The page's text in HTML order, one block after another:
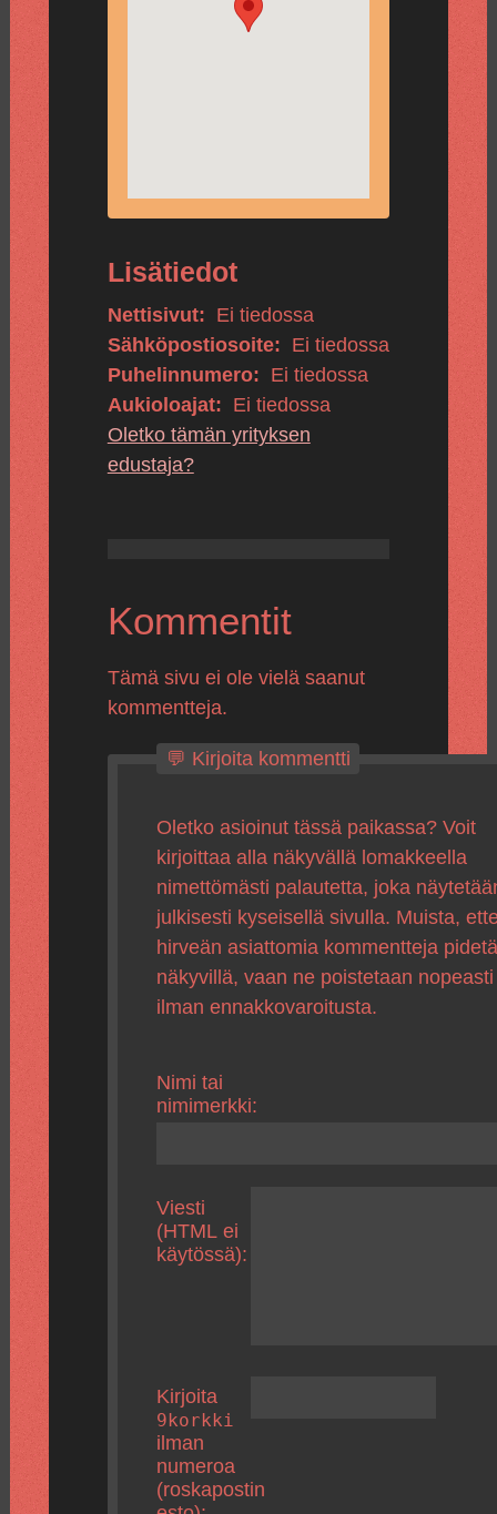
Lisätiedot
Nettisivut: Ei tiedossa
Sähköpostiosoite: Ei tiedossa
Puhelinnumero: Ei tiedossa
Aukioloajat: Ei tiedossa
Oletko tämän yrityksen
edustaja?
Kommentit
Tämä sivu ei ole vielä saanut
kommentteja.
💬 Kirjoita kommentti
Oletko asioinut tässä paikassa? Voit
kirjoittaa alla näkyvällä lomakkeella
nimettömästi palautetta, joka
julkisesti kyseisellä sivulla. Muista,
hirveän asiattomia kommentteja pidetä
näkyvillä, vaan ne poistetaan
ilman ennakkovaroitusta.
Nimi tai
nimimerkki:
Viesti
(HTML ei
käytössä):
Kirjoita
9korkki
ilman
numeroa
(roskapostin